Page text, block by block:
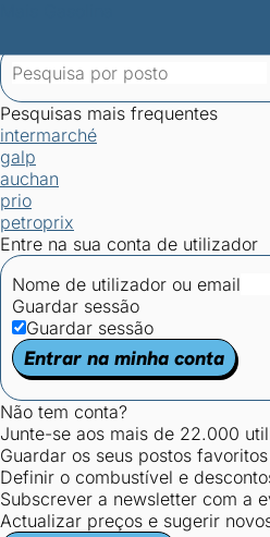
Pesquisas mais frequentes
intermarché
galp
auchan
prio
petroprix
Entre na sua conta de utilizador
Nome de utilizador ou email
Guardar sessão
Guardar sessão
Entrar na minha conta
Não tem conta?
Junte-se aos mais de 22.000
Guardar os seus postos
Definir o combustível e
Subscrever a newsletter com a
Actualizar preços e sugerir